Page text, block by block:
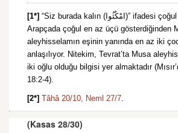
[1*] “Siz burada kalın (امْكُثُوا)” ifadesi çoğul kullanılmıştır.
Arapçada çoğul en az üçü gösterdiğinden
aleyhisselamın eşinin yanında en az iki
anlaşılıyor. Nitekim, Tevrat’ta Musa
iki oğlu olduğu bilgisi yer almaktadır
18:2-4).
[2*] Tâhâ 20/10, Neml 27/7.
(Kasas 28/30)